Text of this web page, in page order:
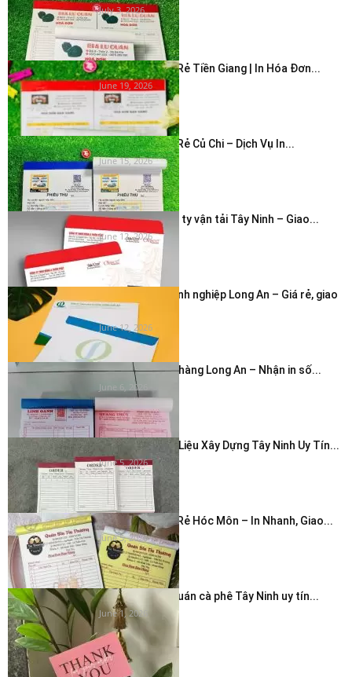
July 3, 2026
In Hóa Đơn Giá Rẻ Tiền Giang | In Hóa Đơn...
June 19, 2026
In Hóa Đơn Giá Rẻ Củ Chi – Dịch Vụ In...
June 15, 2026
In bao thư công ty vận tải Tây Ninh – Giao...
June 12, 2026
In phong bì doanh nghiệp Long An – Giá rẻ, giao
nhanh...
June 12, 2026
In hóa đơn cửa hàng Long An – Nhận in số...
June 6, 2026
In Hóa Đơn Vật Liệu Xây Dựng Tây Ninh Uy Tín...
June 5, 2026
In Hóa Đơn Giá Rẻ Hóc Môn – In Nhanh, Giao...
June 5, 2026
In thẻ cảm ơn quán cà phê Tây Ninh uy tín...
June 1, 2026